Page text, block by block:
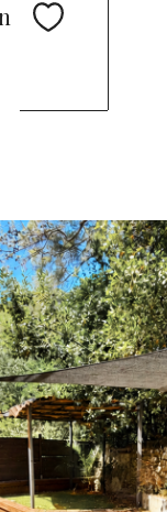
Sélectionner